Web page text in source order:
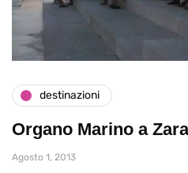
destinazioni
Organo Marino a
Agosto 1, 2013